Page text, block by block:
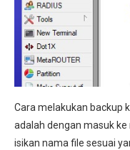
Cara melakukan backup
adalah dengan masuk ke
isikan nama file sesuai